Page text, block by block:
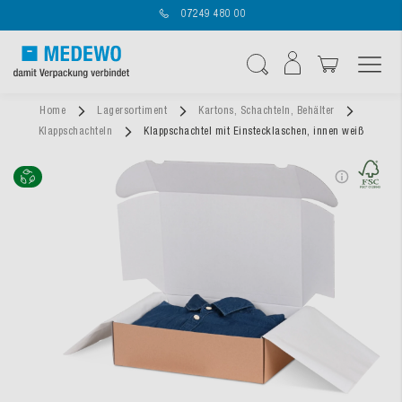
07249 480 00
Home Lagersortiment
Kartons, Schachteln, Behälter
Klappschachteln
Klappschachtel mit Einstecklaschen, innen weiß